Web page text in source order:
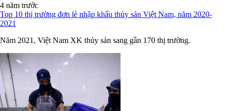
4 năm trước
Top 10 thị trường đơn lẻ nhập khẩu thủy sản Việt Nam, năm 2020-
2021
Năm 2021, Việt Nam XK thủy sản sang gần 170 thị trường.